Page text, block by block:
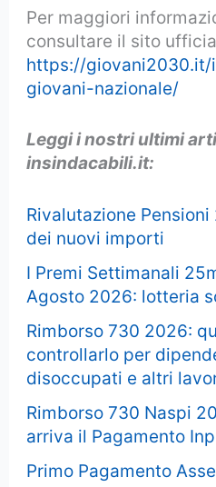
Per maggiori
consultare il sito
https://
giovani-nazionale/
Leggi i nostri ultimi
insindacabili.it:
Rivalutazione
dei nuovi importi
I Premi Settimanali
Agosto 2026: lotteria
Rimborso 730 2026:
controllarlo per
disoccupati e altri
Rimborso 730 Naspi
arriva il Pagamento
Primo Pagamento